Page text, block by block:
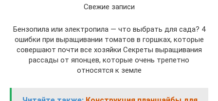
Свежие записи
Бензопила или электропила — что выбрать для сада? 4
ошибки при выращивании томатов в горшках, которые
совершают почти все хозяйки Секреты выращивания
рассады от японцев, которые очень трепетно
относятся к земле